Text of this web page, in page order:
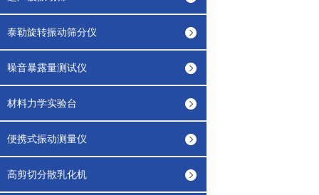
泰勒旋转振动筛分仪
噪音暴露量测试仪
材料力学实验台
便携式振动测量仪
高剪切分散乳化机